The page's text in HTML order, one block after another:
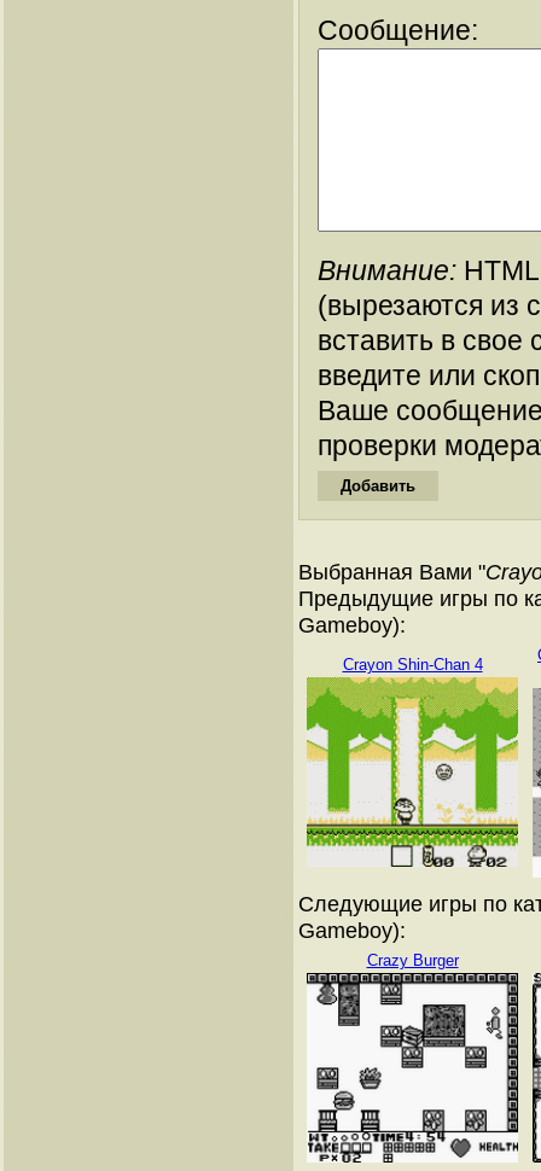
Сообщение:
Внимание:
(вырезаются из
вставить в
введите или
Ваше
проверки
Выбранная Вами "
Предыдущие игры по
Gameboy):
Crayon Shin-Chan 4
Следующие игры по
Gameboy):
Crazy Burger